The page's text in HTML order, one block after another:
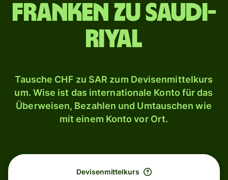
Franken zu Saudi-
Riyal
Tausche CHF zu SAR zum Devisenmittelkurs
um. Wise ist das internationale Konto für das
Überweisen, Bezahlen und Umtauschen wie
mit einem Konto vor Ort.
Devisenmittelkurs